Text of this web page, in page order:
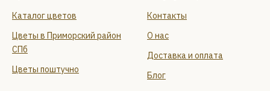
Каталог цветов
Цветы в Приморский район
СПб
Цветы поштучно
Контакты
О нас
Доставка и оплата
Блог